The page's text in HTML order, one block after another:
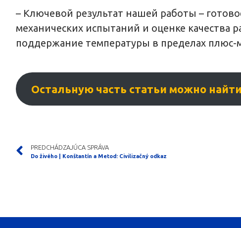
– Ключевой результат нашей работы –
механических испытаний и оценке качества
поддержание температуры в пределах плюс-
Остальную часть статьи можно
PREDCHÁDZAJÚCA SPRÁVA
Do živého | Konštantín a Metod: Civilizačný odkaz